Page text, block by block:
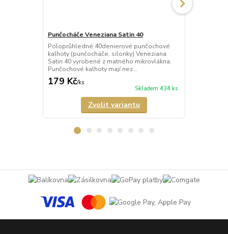
Punčocháče Veneziana Satin 40
Poloprůhledné 40denierové punčochové
kalhoty (punčocháče, silonky) Veneziana
Satin 40 vyrobené z matného mikrovlákna.
Punčochové kalhoty mají nez...
179 Kč/ks
Skladem 434 ks
Zvolit variantu